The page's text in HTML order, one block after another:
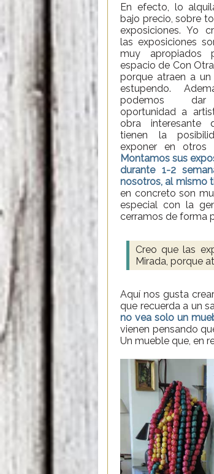
En efecto, lo
bajo precio, sobre
exposiciones. Yo
las exposiciones
muy apropiados
espacio de Con
porque atraen a un
estupendo.
podemos
oportunidad a
obra interesante
tienen la
exponer en otros
Montamos sus
durante 1-2
nosotros, al mismo
en concreto son
especial con la
cerramos de forma
Creo que las
Mirada, porque
Aquí nos gusta
que recuerda a un
no vea solo un
vienen pensando
Un mueble que, en